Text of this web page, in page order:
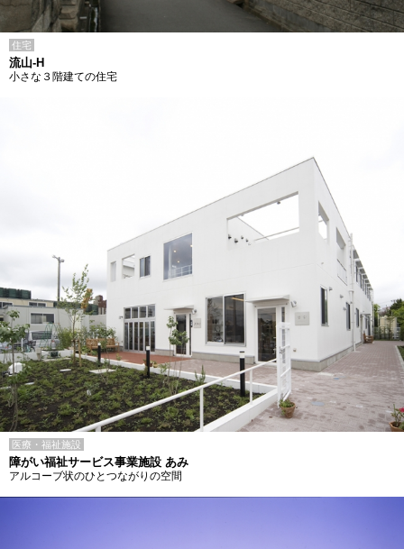
住宅
流山-H
小さな３階建ての住宅
医療・福祉施設
障がい福祉サービス事業施設 あみ
アルコーブ状のひとつながりの空間